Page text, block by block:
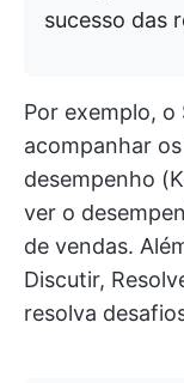
sucesso das
Por exemplo, o
acompanhar
desempenho
ver o
de vendas.
Discutir,
resolva